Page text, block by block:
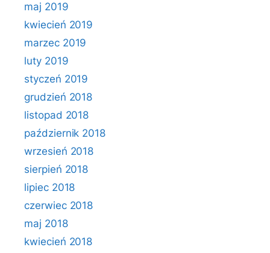
maj 2019
kwiecień 2019
marzec 2019
luty 2019
styczeń 2019
grudzień 2018
listopad 2018
październik 2018
wrzesień 2018
sierpień 2018
lipiec 2018
czerwiec 2018
maj 2018
kwiecień 2018